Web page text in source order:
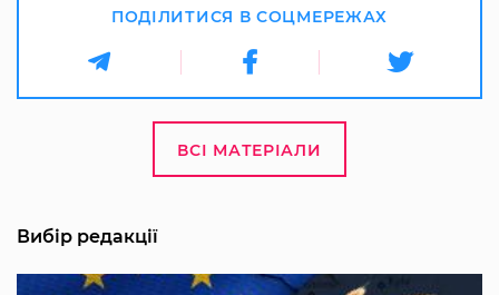
ПОДІЛИТИСЯ В СОЦМЕРЕЖАХ
ВСІ МАТЕРІАЛИ
Вибір редакції